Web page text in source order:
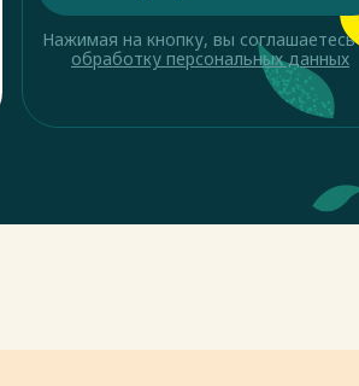
Нажимая на кнопку, вы соглашаетесь
обработку персональных данных